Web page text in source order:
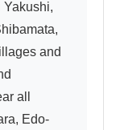
and
all
Edo-